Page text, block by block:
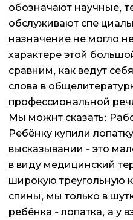
обозначают научные,
обслуживают спе
назначение не могло
характере этой
сравним, как ведут
слова в
профессиональной
Мы можнт сказать:
Ребёнку купили
высказывании - это
в виду медицинский
широкую треугольную
спины, мы только в
ребёнка - лопатка, а у